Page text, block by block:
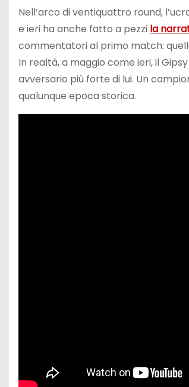
Nell’arco di ventiquattro round,
e ieri ha anche fatto a pezzi la
commentatori al primo match:
In realtà, a maggio come ieri, il
avversario più forte di lui. Un
qualunque epoca storica.